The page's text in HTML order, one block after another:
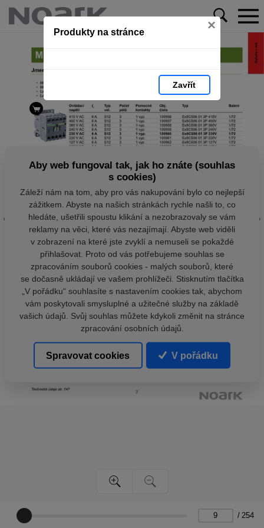
Produkty na stránce ×
Zavřít
/ 254
Aby web fungoval tak, jak ho znáte (souhlas
s cookies)
Záleží nám na tom, aby pro vás nakupování bylo co nejlepší
zážitkem. Abyste na našich stránkách rychle našli to, co
hledáte, ušetřili spoustu klikání a nezobrazovaly se vám
reklamy na věci, které vás nezajímají. Abyste web viděli
v zobrazení na které jste zvyklí a nemuseli se pokaždé
přihlašovat. Proto od vás potřebujeme souhlas se
zpracováním souborů cookies - malých souborů, které
se dočasně ukládají ve vašem prohlížeči. Stisknutím tlačítka
„V pořádku“ souhlasíte s nastavením cookies tak, abychom
vám poskytovali smysluplné a užitečné služby na základě
vašich údajů. Svůj souhlas můžete kdykoli změnit na stránce
zpracování osobních údajů.
Spravovat cookies V pořádku